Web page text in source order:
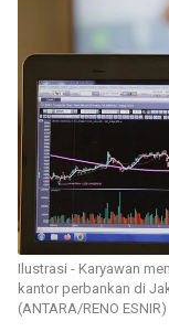
Ilustrasi - Karyawan
kantor perbankan di
(ANTARA/RENO ESNIR)